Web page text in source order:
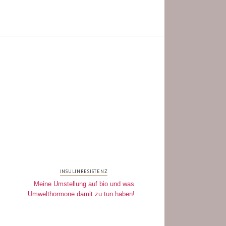
INSULINRESISTENZ
Meine Umstellung auf bio und was
Umwelthormone damit zu tun haben!